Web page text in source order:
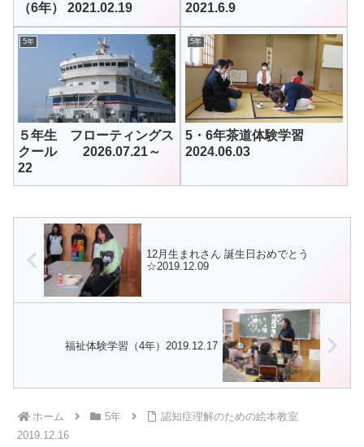
（6年） 2021.02.19
2021.6.9
5年
５年生 フローティングス
クール 2026.07.21～
22
5年
5・6年茶道体験学習
2024.06.03
12月生まれさん 誕生日おめでとう
☆2019.12.09
福祉体験学習（4年）2019.12.17
ホーム 5年
認知症理解のための絵本教室
2019.12.16